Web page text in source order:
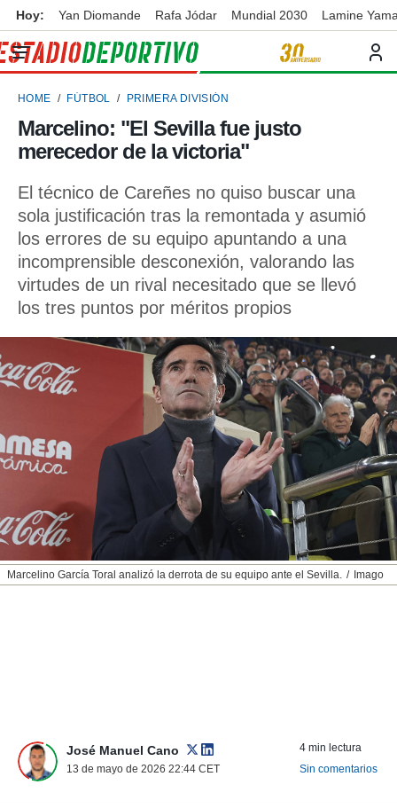
de
por
para
la
calidad.
a este
las
y
forma
seguir
contenido
botón
a la
la
y
Y
CONTINUAR
CONFIGURAR
RECHAZAR
Hoy: Yan Diomande Rafa Jódar Mundial 2030 Lamine
HOME FÚTBOL PRIMERA DIVISIÓN
Marcelino: "El Sevilla fue justo
merecedor de la victoria"
El técnico de Careñes no quiso buscar una
sola justificación tras la remontada y asumió
los errores de su equipo apuntando a una
incomprensible desconexión, valorando las
virtudes de un rival necesitado que se llevó
los tres puntos por méritos propios
Marcelino García Toral analizó la derrota de su equipo ante el Sevilla. Imago
José Manuel Cano
13 de mayo de 2026 22:44 CET
4 min lectura
Sin comentarios